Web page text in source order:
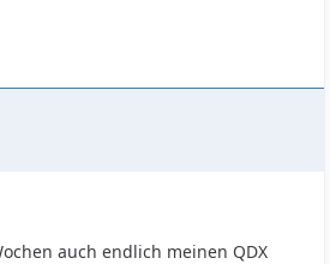
auch endlich meinen QDX